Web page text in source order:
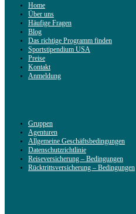
Home
Über uns
Häufige Fragen
Blog
Das richtige Programm finden
Sportstipendium USA
Preise
Kontakt
Anmeldung
Gruppen
Agenturen
Allgemeine Geschäftsbedingungen
Datenschutzrichtlinie
Reiseversicherung – Bedingungen
Rücktrittsversicherung – Bedingungen